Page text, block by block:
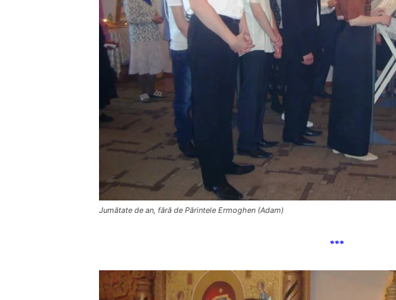
Jumătate de an, fără de Părintele Ermoghen (Adam)
***